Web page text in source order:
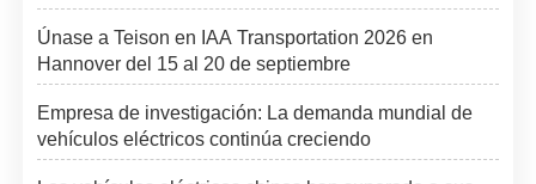
Únase a Teison en IAA Transportation 2026 en
Hannover del 15 al 20 de septiembre
Empresa de investigación: La demanda mundial de
vehículos eléctricos continúa creciendo